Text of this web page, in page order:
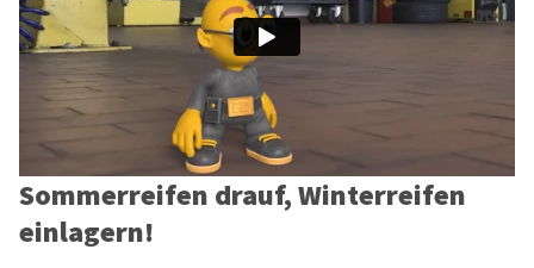
Sommerreifen drauf, Winterreifen
einlagern!